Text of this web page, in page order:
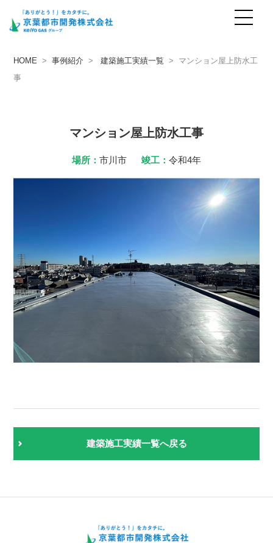
事例紹介
HOME >事例紹介 >建築施工実績一覧 > マンション屋上防水工
事
マンション屋上防水工事
場所： 市川市 竣工： 令和4年
建築施工実績一覧へ戻る